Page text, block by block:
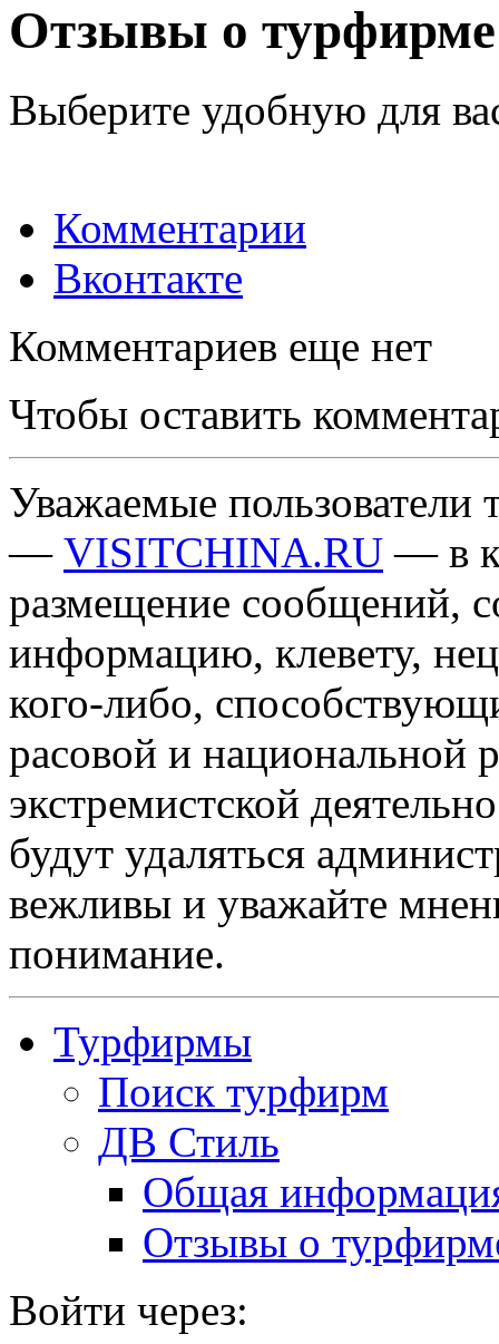
Отзывы о
Выберите удобную для
Комментарии
Вконтакте
Комментариев еще нет
Чтобы оставить
Уважаемые пользователи
— VISITCHINA.RU — в
размещение сообщений,
информацию, клевету,
кого-либо,
расовой и национальной
экстремистской
будут удаляться
вежливы и уважайте
понимание.
Турфирмы
Поиск турфирм
ДВ Стиль
Общая
Отзывы о
Войти через: